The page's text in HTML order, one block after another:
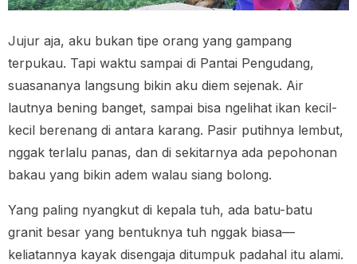
Jujur aja, aku bukan tipe orang yang gampang
terpukau. Tapi waktu sampai di Pantai Pengudang,
suasananya langsung bikin aku diem sejenak. Air
lautnya bening banget, sampai bisa ngelihat ikan kecil-
kecil berenang di antara karang. Pasir putihnya lembut,
nggak terlalu panas, dan di sekitarnya ada pepohonan
bakau yang bikin adem walau siang bolong.
Yang paling nyangkut di kepala tuh, ada batu-batu
granit besar yang bentuknya tuh nggak biasa—
keliatannya kayak disengaja ditumpuk padahal itu alami.